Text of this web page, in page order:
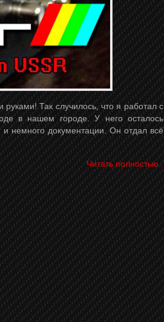
руками! Так случилось, что я работал с
в нашем городе. У него осталось
и немного документации. Он отдал всё
Читать полностью..